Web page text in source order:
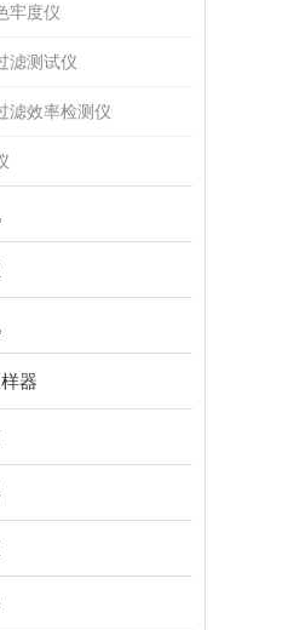
牢度仪
滤测试仪
滤效率检测仪
器